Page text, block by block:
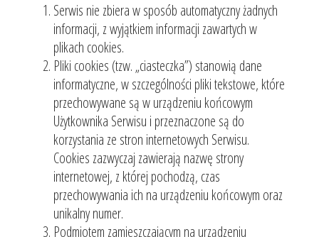
Serwis nie zbiera w sposób automatyczny żadnych
informacji, z wyjątkiem informacji zawartych w
plikach cookies.
Pliki cookies (tzw. „ciasteczka”) stanowią dane
informatyczne, w szczególności pliki tekstowe, które
przechowywane są w urządzeniu końcowym
Użytkownika Serwisu i przeznaczone są do
korzystania ze stron internetowych Serwisu.
Cookies zazwyczaj zawierają nazwę strony
internetowej, z której pochodzą, czas
przechowywania ich na urządzeniu końcowym oraz
unikalny numer.
Podmiotem zamieszczającym na urządzeniu